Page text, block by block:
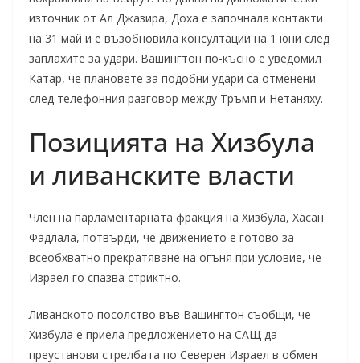
източник от Ал Джазира, Доха е започнала контакти
на 31 май и е възобновила консултации на 1 юни след
заплахите за удари. Вашингтон по-късно е уведомил
Катар, че плановете за подобни удари са отменени
след телефонния разговор между Тръмп и Нетаняху.
Позицията на Хизбула
и ливанските власти
Член на парламентарната фракция на Хизбула, Хасан
Фадлала, потвърди, че движението е готово за
всеобхватно прекратяване на огъня при условие, че
Израел го спазва стриктно.
Ливанското посолство във Вашингтон съобщи, че
Хизбула е приела предложението на САЩ да
преустанови стрелбата по Северен Израел в обмен